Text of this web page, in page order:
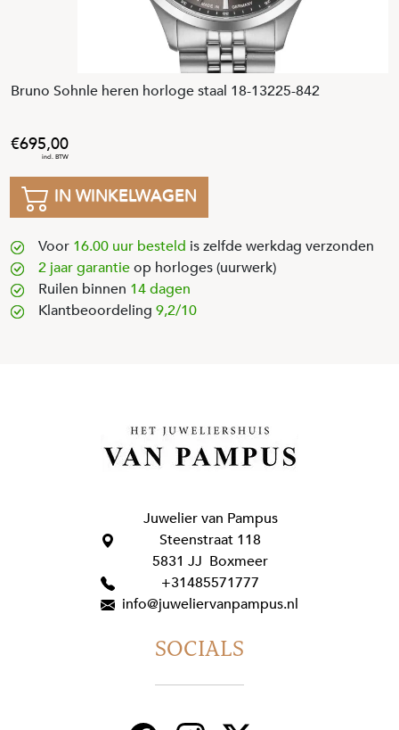
Bruno Sohnle heren horloge staal 18-13225-842
695,00
IN WINKELWAGEN
Voor 16.00 uur besteld is zelfde werkdag verzonden
2 jaar garantieop horloges (uurwerk)
Ruilen binnen 14 dagen
Klantbeoordeling 9,2/10
Juwelier van Pampus
Steenstraat 118
5831 JJ Boxmeer
+31485571777
info@juweliervanpampus.nl
SOCIALS